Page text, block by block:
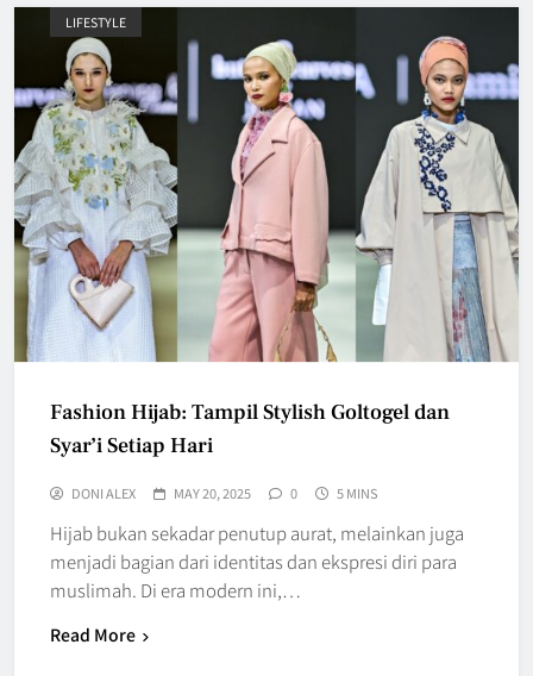
LIFESTYLE
Fashion Hijab: Tampil Stylish Goltogel dan
Syar’i Setiap Hari
DONI ALEX MAY 20, 2025 0 5 MINS
Hijab bukan sekadar penutup aurat, melainkan juga
menjadi bagian dari identitas dan ekspresi diri para
muslimah. Di era modern ini,…
Read More